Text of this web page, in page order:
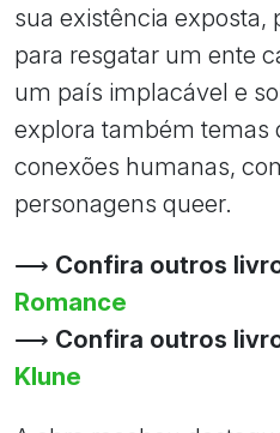
sua existência exposta,
para resgatar um ente
um país implacável e
explora também temas
conexões humanas,
personagens queer.
⟶ Confira outros
Romance
⟶ Confira outros
Klune